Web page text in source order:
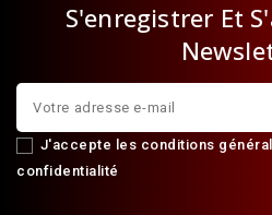
S'enregistrer Et
J'accepte les conditions
confidentialité